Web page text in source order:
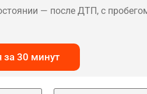
— после ДТП, с
30 минут